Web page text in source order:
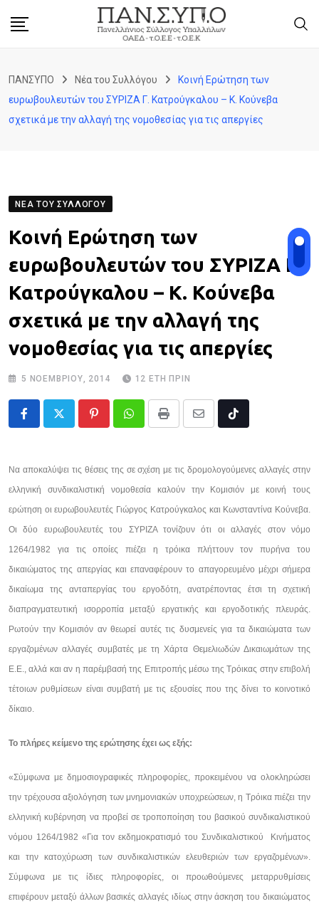
ΠΑΝΣΥΠΟ Νέα του Συλλόγου
Κοινή Ερώτηση των
ευρωβουλευτών του ΣΥΡΙΖΑ Γ. Κατρούγκαλου – Κ. Κούνεβα
σχετικά με την αλλαγή της νομοθεσίας για τις απεργίες
ΝΈΑ ΤΟΥ ΣΥΛΛΌΓΟΥ
Κοινή Ερώτηση των
ευρωβουλευτών του ΣΥΡΙΖΑ Γ.
Κατρούγκαλου – Κ. Κούνεβα
σχετικά με την αλλαγή της
νομοθεσίας για τις απεργίες
5 ΝΟΕΜΒΡΊΟΥ, 2014 12 ΈΤΗ ΠΡΙΝ
PinterestWhatsappPrint
Share
Tiktok
Να αποκαλύψει τις θέσεις της σε σχέση με τις δρομολογούμενες αλλαγές στην
ελληνική συνδικαλιστική νομοθεσία καλούν την Κομισιόν με κοινή τους
ερώτηση οι ευρωβουλευτές Γιώργος Κατρούγκαλος και Κωνσταντίνα Κούνεβα.
Οι δύο ευρωβουλευτές του ΣΥΡΙΖΑ τονίζουν ότι οι αλλαγές στον νόμο
1264/1982 για τις οποίες πιέζει η τρόικα πλήττουν τον πυρήνα του
δικαιώματος της απεργίας και επαναφέρουν το απαγορευμένο μέχρι σήμερα
δικαίωμα της ανταπεργίας του εργοδότη, ανατρέποντας έτσι τη σχετική
διαπραγματευτική ισορροπία μεταξύ εργατικής και εργοδοτικής πλευράς.
Ρωτούν την Κομισιόν αν θεωρεί αυτές τις δυσμενείς για τα δικαιώματα των
εργαζομένων αλλαγές συμβατές με τη Χάρτα Θεμελιωδών Δικαιωμάτων της
Ε.Ε., αλλά και αν η παρέμβασή της Επιτροπής μέσω της Τρόικας στην επιβολή
τέτοιων ρυθμίσεων είναι συμβατή με τις εξουσίες που της δίνει το κοινοτικό
δίκαιο.
Το πλήρες κείμενο της ερώτησης έχει ως εξής:
«Σύμφωνα με δημοσιογραφικές πληροφορίες, προκειμένου να ολοκληρώσει
την τρέχουσα αξιολόγηση των μνημονιακών υποχρεώσεων, η Τρόικα πιέζει την
ελληνική κυβέρνηση να προβεί σε τροποποίηση του βασικού συνδικαλιστικού
νόμου 1264/1982 «Για τον εκδημοκρατισμό του Συνδικαλιστικού Κινήματος
και την κατοχύρωση των συνδικαλιστικών ελευθεριών των εργαζομένων».
Σύμφωνα με τις ίδιες πληροφορίες, οι προωθούμενες μεταρρυθμίσεις
επιφέρουν μεταξύ άλλων βασικές αλλαγές ιδίως στην άσκηση του δικαιώματος